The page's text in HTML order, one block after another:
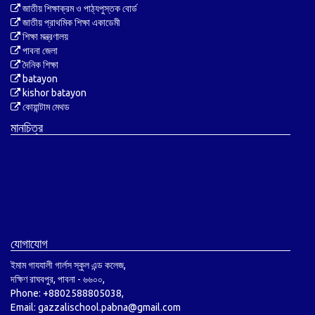
জাতীয় শিক্ষাক্রম ও পাঠ্যপুস্তক বোর্ড
জাতীয় প্রাথমিক শিক্ষা একাডেমী
শিক্ষা মন্ত্রণালয়
পাবনা জেলা
দৈনিক শিক্ষা
batayon
kishor batayon
কোয়ান্টাম মেথড
মানচিত্র
যোগাযোগ
ইমাম গাযযালী গার্লস স্কুল এন্ড কলেজ,
দক্ষিণ রাঘবপুর, পাবনা - ৬৬০০,
Phone: +8802588805038,
Email: gazzalischool.pabna@gmail.com